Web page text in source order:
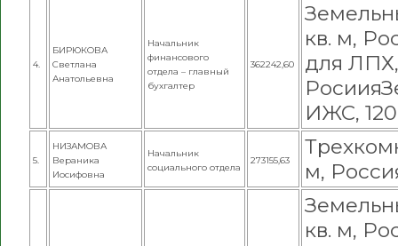
4.
БИРЮКОВА
Светлана
Анатольевна
Начальник
финансового
отдела – главный
бухгалтер
362242,60
кв. м,
для ЛПХ,
Росиия
ИЖС,
5.
НИЗАМОВА
Вераника
Иосифовна
Начальник
социального отдела
273155,63
м,
кв. м,